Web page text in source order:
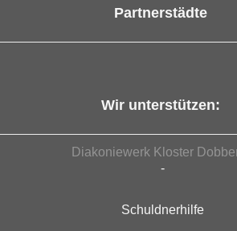
Partnerstädte
Wir unterstützen:
Diakoniewerk Kloster
-
Schuldnerhilfe